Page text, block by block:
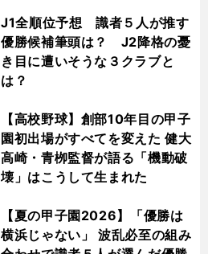
J1全順位予想 識者５人が推す
優勝候補筆頭は？ J2降格の憂
き目に遭いそうな３クラブと
は？
【高校野球】創部10年目の甲子
園初出場がすべてを変えた 健大
高崎・青栁監督が語る「機動破
壊」はこうして生まれた
【夏の甲子園2026】「優勝は
横浜じゃない」 波乱必至の組み